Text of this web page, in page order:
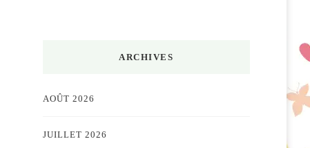
ARCHIVES
AOÛT 2026
JUILLET 2026